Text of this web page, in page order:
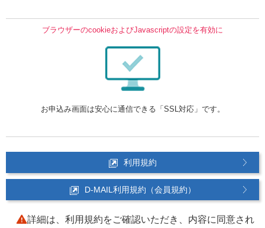
ブラウザーのcookieおよびJavascriptの設定を有効に
お申込み画面は安心に通信できる「SSL対応」です。
利用規約
D-MAIL利用規約（会員規約）
詳細は、利用規約をご確認いただき、内容に同意され